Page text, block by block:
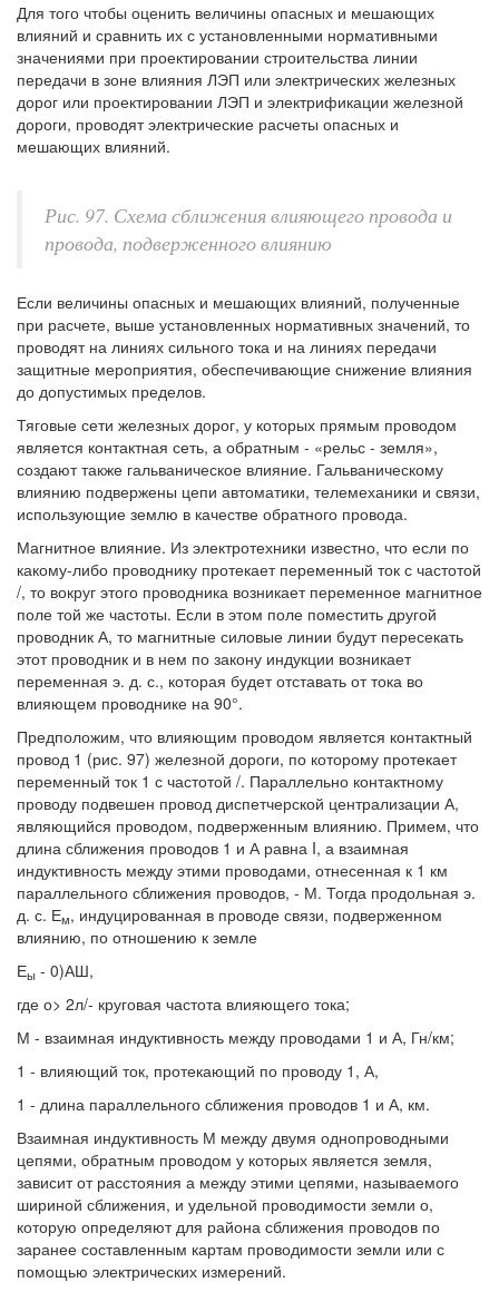
Для того чтобы оценить величины опасных и мешающих
влияний и сравнить их с установленными нормативными
значениями при проектировании строительства линии
передачи в зоне влияния ЛЭП или электрических железных
дорог или проектировании ЛЭП и электрификации железной
дороги, проводят электрические расчеты опасных и
мешающих влияний.
Рис. 97. Схема сближения влияющего провода и
провода, подверженного влиянию
Если величины опасных и мешающих влияний, полученные
при расчете, выше установленных нормативных значений, то
проводят на линиях сильного тока и на линиях передачи
защитные мероприятия, обеспечивающие снижение влияния
до допустимых пределов.
Тяговые сети железных дорог, у которых прямым проводом
является контактная сеть, а обратным - «рельс - земля»,
создают также гальваническое влияние. Гальваническому
влиянию подвержены цепи автоматики, телемеханики и связи,
использующие землю в качестве обратного провода.
Магнитное влияние. Из электротехники известно, что если по
какому-либо проводнику протекает переменный ток с частотой
/, то вокруг этого проводника возникает переменное магнитное
поле той же частоты. Если в этом поле поместить другой
проводник А, то магнитные силовые линии будут пересекать
этот проводник и в нем по закону индукции возникает
переменная э. д. с., которая будет отставать от тока во
влияющем проводнике на 90°.
Предположим, что влияющим проводом является контактный
провод 1 (рис. 97) железной дороги, по которому протекает
переменный ток 1 с частотой /. Параллельно контактному
проводу подвешен провод диспетчерской централизации А,
являющийся проводом, подверженным влиянию. Примем, что
длина сближения проводов 1 и А равна I, а взаимная
индуктивность между этими проводами, отнесенная к 1 км
параллельного сближения проводов, - М. Тогда продольная э.
д. с. Ем, индуцированная в проводе связи, подверженном
влиянию, по отношению к земле
Еы - 0)АШ,
где о> 2л/- круговая частота влияющего тока;
М - взаимная индуктивность между проводами 1 и А, Гн/км;
1 - влияющий ток, протекающий по проводу 1, А,
1 - длина параллельного сближения проводов 1 и А, км.
Взаимная индуктивность М между двумя однопроводными
цепями, обратным проводом у которых является земля,
зависит от расстояния а между этими цепями, называемого
шириной сближения, и удельной проводимости земли о,
которую определяют для района сближения проводов по
заранее составленным картам проводимости земли или с
помощью электрических измерений.